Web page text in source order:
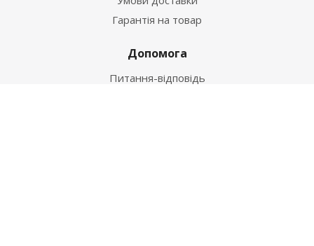
Гарантія на товар
Допомога
Питання-відповідь